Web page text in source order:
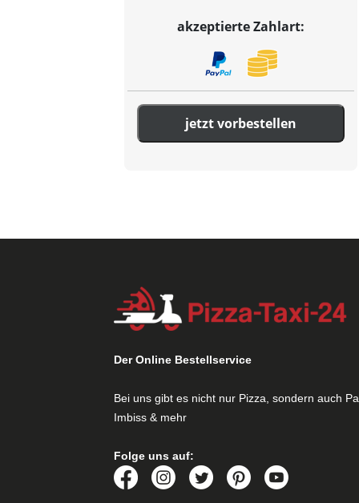
akzeptierte Zahlart:
jetzt vorbestellen
Der Online Bestellservice
Bei uns gibt es nicht nur Pizza, sondern auch
Imbiss & mehr
Folge uns auf: